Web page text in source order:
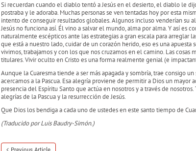
Si recuerdan cuando el diablo tentó a Jesús en el desierto, el diablo le
postraba y le adoraba. Muchas personas se ven tentadas hoy por esta
intento de conseguir resultados globales. Algunos incluso venderían su
Jesús no funciona así. Él vino a salvar el mundo, alma por alma. Y así es
naturalmente escépticos ante las estrategias a gran escala para arreglar
que está a nuestro lado, cuidar de un corazón herido, eso es una
vivimos, trabajamos y con los que nos cruzamos en el camino. Las cosas
titulares. Vivir oculto en Cristo es una forma realmente genial (e
Aunque la Cuaresma tiende a ser más apagada y sombría, trae consigo
acercamos a la Pascua. Esa alegría proviene de permitir a Dios un mayor
presencia del Espíritu Santo que actúa en nosotros y a través de
alegrías de la Pascua y la resurrección de Jesús.
Que Dios los bendiga a cada uno de ustedes en este santo tiempo de
(Traducido por Luis Baudry-Simón.)